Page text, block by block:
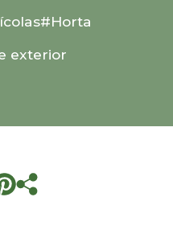
#Horta
exterior